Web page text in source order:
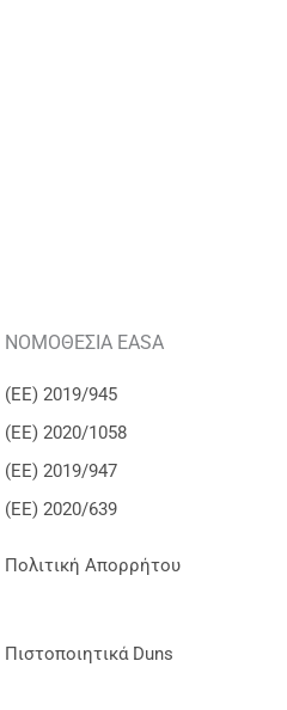
ΝΟΜΟΘΕΣΙΑ EASA
(ΕΕ) 2019/945
(ΕΕ) 2020/1058
(ΕΕ) 2019/947
(ΕΕ) 2020/639
Πολιτική Απορρήτου
Πιστοποιητικά Duns